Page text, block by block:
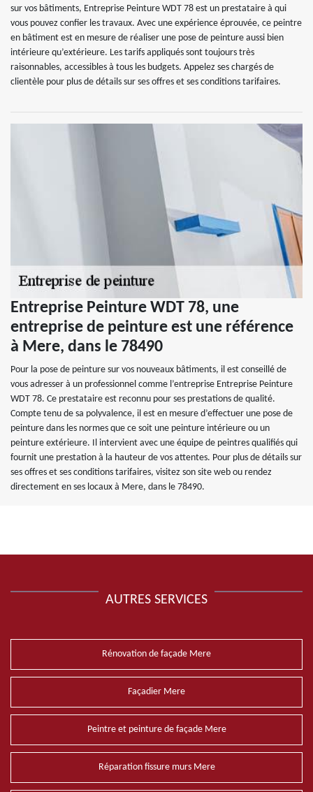
sur vos bâtiments, Entreprise Peinture WDT 78 est un prestataire à qui
vous pouvez confier les travaux. Avec une expérience éprouvée, ce peintre
en bâtiment est en mesure de réaliser une pose de peinture aussi bien
intérieure qu’extérieure. Les tarifs appliqués sont toujours très
raisonnables, accessibles à tous les budgets. Appelez ses chargés de
clientèle pour plus de détails sur ses offres et ses conditions tarifaires.
Entreprise Peinture WDT 78, une
entreprise de peinture est une référence
à Mere, dans le 78490
Pour la pose de peinture sur vos nouveaux bâtiments, il est conseillé de
vous adresser à un professionnel comme l’entreprise Entreprise Peinture
WDT 78. Ce prestataire est reconnu pour ses prestations de qualité.
Compte tenu de sa polyvalence, il est en mesure d’effectuer une pose de
peinture dans les normes que ce soit une peinture intérieure ou un
peinture extérieure. Il intervient avec une équipe de peintres qualifiés qui
fournit une prestation à la hauteur de vos attentes. Pour plus de détails sur
ses offres et ses conditions tarifaires, visitez son site web ou rendez
directement en ses locaux à Mere, dans le 78490.
AUTRES SERVICES
Rénovation de façade Mere
Façadier Mere
Peintre et peinture de façade Mere
Réparation fissure murs Mere